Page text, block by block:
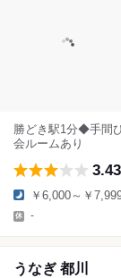
勝どき駅1分◆手間
会ルームあり
3.43
￥6,000～￥
-
うなぎ 都川